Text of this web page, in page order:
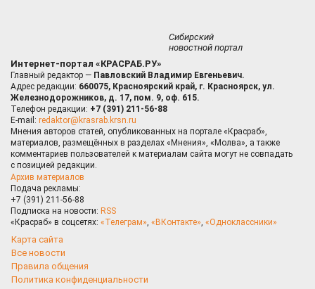
Сибирский
новостной портал
Интернет-портал «КРАСРАБ.РУ»
Главный редактор — Павловский Владимир Евгеньевич.
Адрес редакции: 660075, Красноярский край, г. Красноярск, ул.
Железнодорожников, д. 17, пом. 9, оф. 615.
Телефон редакции: +7 (391) 211-56-88
E-mail: redaktor@krasrab.krsn.ru
Мнения авторов статей, опубликованных на портале «Красраб»,
материалов, размещённых в разделах «Мнения», «Молва», а также
комментариев пользователей к материалам сайта могут не совпадать
с позицией редакции.
Архив материалов
Подача рекламы:
+7 (391) 211-56-88
Подписка на новости: RSS
«Красраб» в соцсетях: «Телеграм», «ВКонтакте», «Одноклассники»
Карта сайта
Все новости
Правила общения
Политика конфиденциальности